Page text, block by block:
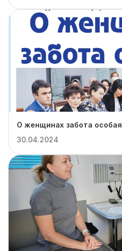
О женщинах забота особая
30.04.2024